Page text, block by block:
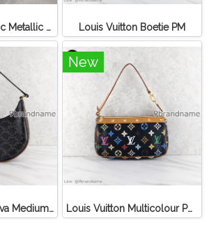
Balenciaga Classic Metallic Edge City Bag Louis Vuitton Boetie PM
Likenew Celine Ava Medium Triomphe Canvas
New
Louis Vuitton Multicolour Pochette Canvas